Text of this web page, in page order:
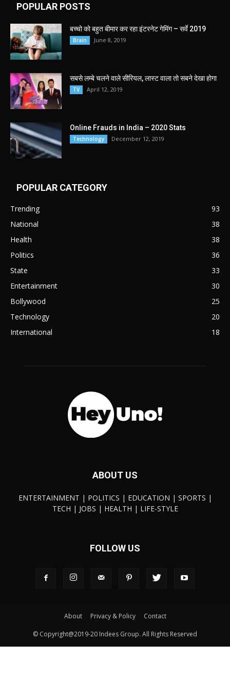
POPULAR POSTS
बच्चो को बहुत बीमार कर रहा इंटरनेट गेमिंग – सर्वे 2019
Brain June 8, 2019
सबसे लम्बे चलने वाले सीरियल, लास्ट वाला तो सबने देखा होगा
TV April 12, 2019
Online Frauds in India – 2020 Stats
Technology December 12, 2019
POPULAR CATEGORY
Trending
93
National
38
Health
38
Politics
36
State
33
Entertainment
30
Bollywood
25
Technology
20
International
18
ABOUT US
ENTERTAINMENT | POLITICS | EDUCATION | SPORTS |
TECH | JOBS | HEALTH | LIFE-STYLE
FOLLOW US
About Privacy & Policy Contact
© Copyright@2019-20 Indees Group. All Rights Reserved